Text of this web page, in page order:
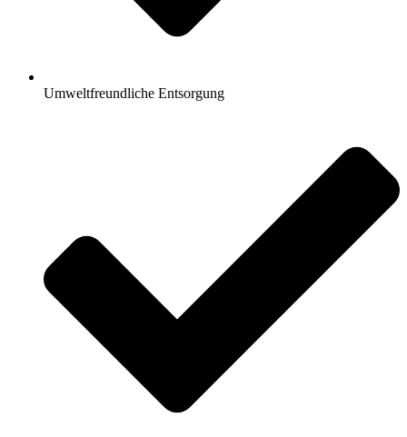
Umweltfreundliche Entsorgung